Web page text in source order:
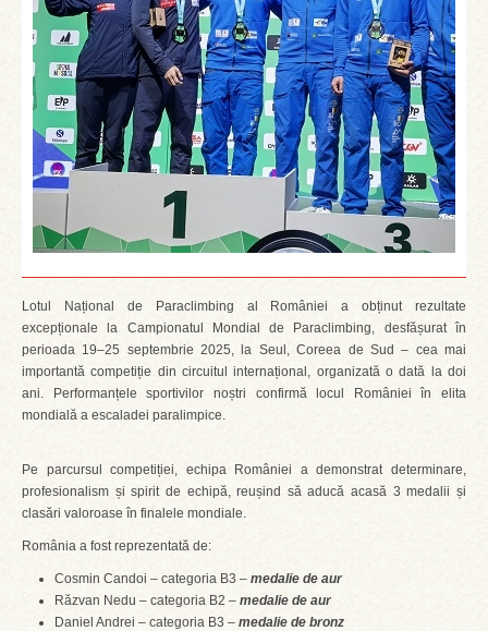
Lotul Național de Paraclimbing al României a obținut rezultate
excepționale la Campionatul Mondial de Paraclimbing, desfășurat în
perioada 19–25 septembrie 2025, la Seul, Coreea de Sud – cea mai
importantă competiție din circuitul internațional, organizată o dată la doi
ani. Performanțele sportivilor noștri confirmă locul României în elita
mondială a escaladei paralimpice.
Pe parcursul competiției, echipa României a demonstrat determinare,
profesionalism și spirit de echipă, reușind să aducă acasă 3 medalii și
clasări valoroase în finalele mondiale.
România a fost reprezentată de:
Cosmin Candoi – categoria B3 – medalie de aur
Răzvan Nedu – categoria B2 – medalie de aur
Daniel Andrei – categoria B3 – medalie de bronz